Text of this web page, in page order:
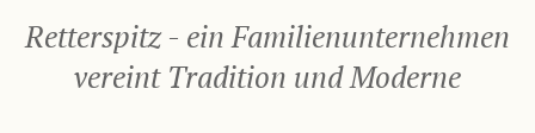
Retterspitz - ein Familienunternehmen
vereint Tradition und Moderne